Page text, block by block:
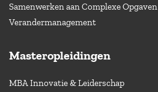
Samenwerken aan Complexe Opgaven
Verandermanagement
Masteropleidingen
MBA Innovatie & Leiderschap